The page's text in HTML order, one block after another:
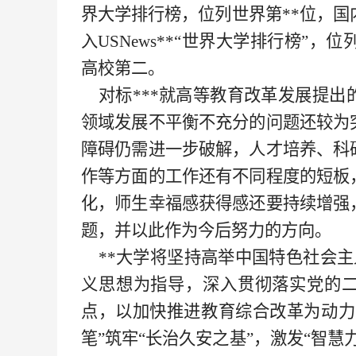
界大学排行榜，位列世界第**位，国
入USNews**“世界大学排行榜”，位
高校第二。
对标***就高等教育改革发展提出
领域发展不平衡不充分的问题还较
障碍仍需进一步破解，人才培养、
作等方面的工作还有不同程度的短
化，师生幸福感获得感还要持续增
题，并以此作为今后努力的方向。
**大学将坚持高举中国特色社会
义思想为指导，深入贯彻落实党的
点，以加快推进教育综合改革为动
笔”筑牢“长治久安之基”，激发“智